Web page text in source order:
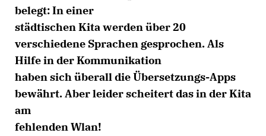
belegt: In einer
städtischen Kita werden über 20
verschiedene Sprachen gesprochen. Als
Hilfe in der Kommunikation
haben sich überall die Übersetzungs-Apps
bewährt. Aber leider scheitert das in der Kita
am
fehlenden Wlan!